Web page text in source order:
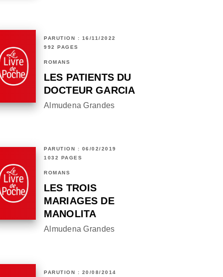
PARUTION : 16/11/2022
992 PAGES
ROMANS
LES PATIENTS DU
DOCTEUR GARCIA
Almudena Grandes
PARUTION : 06/02/2019
1032 PAGES
ROMANS
LES TROIS
MARIAGES DE
MANOLITA
Almudena Grandes
PARUTION : 20/08/2014